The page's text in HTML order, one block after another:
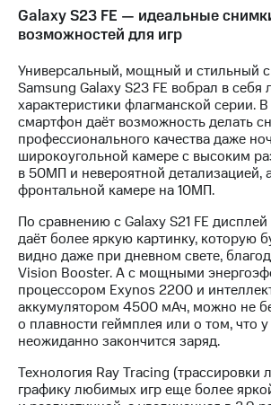
"МТС"
Собрания
акционеров
Личный
кабинет
акционера
Акционерный
капитал
Контроль
и
аудит
Рынок
акций
Описание
Программа
приобретения
Порядок
выкупа
акций
Дивиденды
Рынок
облигаций
Galaxy S23 FE — идеальные
возможностей для игр
Универсальный, мощный и стильный
Samsung Galaxy S23 FE вобрал в себя
характеристики флагманской серии. В
смартфон даёт возможность делать
профессионального качества даже
широкоугольной камере с высоким
в 50МП и невероятной детализацией,
фронтальной камере на 10МП.
По сравнению с Galaxy S21 FE
даёт более яркую картинку, которую
видно даже при дневном свете,
Vision Booster. А с мощными
процессором Exynos 2200 и
аккумулятором 4500 мАч, можно не
о плавности геймплея или о том, что у
неожиданно закончится заряд.
Технология Ray Tracing (трассировки
графику любимых игр еще более